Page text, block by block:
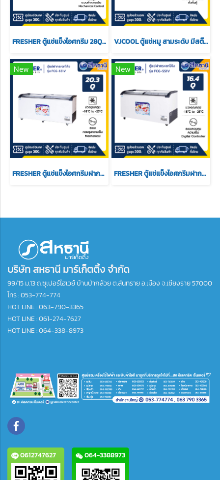
FRESHER ตู้แช่แข็งไอศกรีม 28Q รุ่น FCG-870 VJCOOL ตู้แช่หมู สามระดับ มีสต๊อคล่าง บนเย็น ล่างแข็ง รุ่น DCT-03-200 กว้าง 200x86x86 cm
New
FRESHER ตู้แช่แข็งไอศกรีมฝากระจก 20Q รุ่น FCG-651V
New
FRESHER ตู้แช่แข็งไอศกรีมฝากระจก 16.4Q รุ่น FCG-551V
บริษัท สหธานี มาร์เก็ตติ้ง จำกัด
99/15 ม.13 ถ.ซุเปอร์ไฮเวย์ บ้านป่ากล้วย ต.สันทราย อ.เมือง จ.เชียงราย 57000
โทร :053-774-774
HOT LINE : 063-790-3365
HOT LINE : 061-274-7627
HOT LINE : 064-338-8973
0612747627 064-3388973